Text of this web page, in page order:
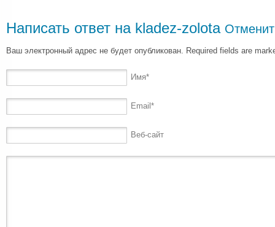
Написать ответ на kladez-zolota
Ваш электронный адрес не будет опубликован. Required fields are
Имя*
Email *
Веб-сайт